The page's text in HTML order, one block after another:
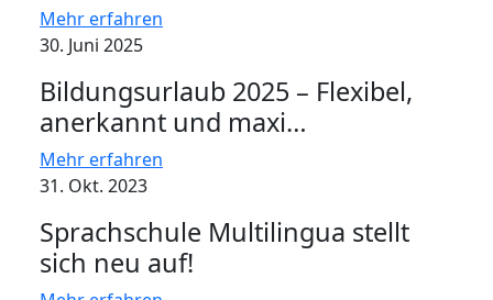
Mehr erfahren
30. Juni 2025
Bildungsurlaub 2025 – Flexibel,
anerkannt und maxi…
Mehr erfahren
31. Okt. 2023
Sprachschule Multilingua stellt
sich neu auf!